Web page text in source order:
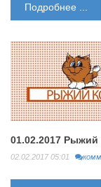
Подробнее ...
01.02.2017 Рыжий
02.02.2017 05:01